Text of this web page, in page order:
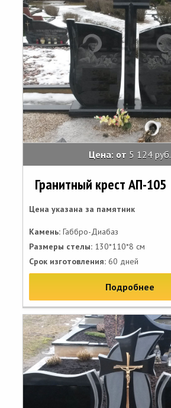
Цена: от 5 124 руб.
Гранитный крест АП-105
Цена указана за памятник
Камень: Габбро-Диабаз
Размеры стелы: 130*110*8 см
Срок изготовления: 60 дней
Подробнее